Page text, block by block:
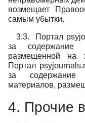
возмещает
самым убытки.
3.3. Портал
за содержание
размещенной на
Портал
за содержание
материалов,
4. Прочие